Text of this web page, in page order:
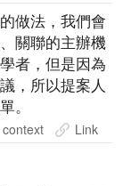
做法，我們會
關聯的主辦機
者，但是因為
，所以提案人
。
Link